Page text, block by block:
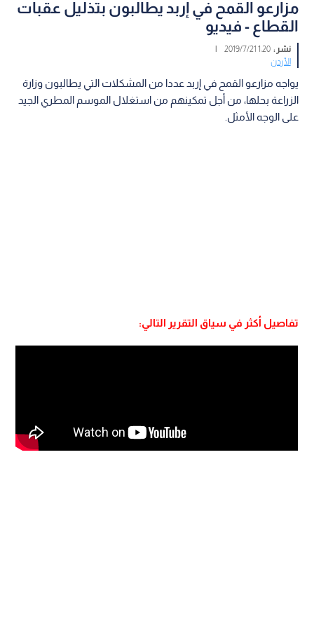
مزارعو القمح في إربد يطالبون بتذليل عقبات
القطاع - فيديو
نشر :1:20 2019/7/21
|
الأردن
يواجه مزارعو القمح في إربد عددا من المشكلات التي يطالبون وزارة
الزراعة بحلها، من أجل تمكينهم من استغلال الموسم المطري الجيد
على الوجه الأمثل.
تفاصيل أكثر في سياق التقرير التالي: